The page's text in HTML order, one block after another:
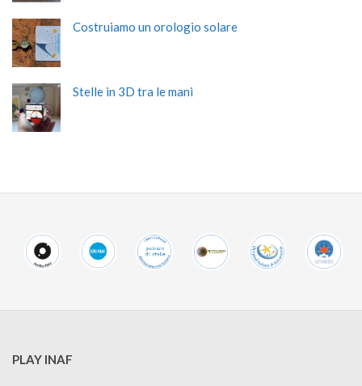
Costruiamo un orologio solare
Stelle in 3D tra le mani
PLAY INAF